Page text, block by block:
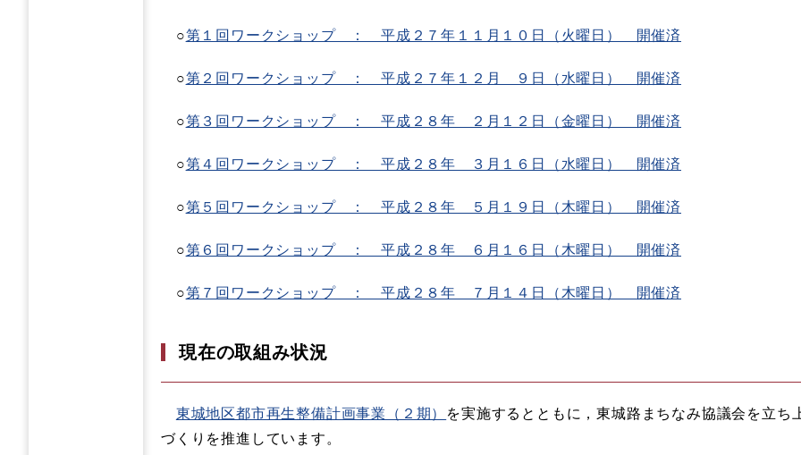
○第１回ワークショップ ： 平成２７年１１月１０日（火曜日） 開催済
○第２回ワークショップ ： 平成２７年１２月 ９日（水曜日） 開催済
○第３回ワークショップ ： 平成２８年 ２月１２日（金曜日） 開催済
○第４回ワークショップ ： 平成２８年 ３月１６日（水曜日） 開催済
○第５回ワークショップ ： 平成２８年 ５月１９日（木曜日） 開催済
○第６回ワークショップ ： 平成２８年 ６月１６日（木曜日） 開催済
○第７回ワークショップ ： 平成２８年 ７月１４日（木曜日） 開催済
現在の取組み状況
東城地区都市再生整備計画事業（２期） を実施するとともに，東城路まちなみ協議会を立ち
づくりを推進しています。